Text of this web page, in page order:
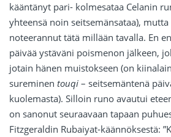
kääntänyt pari- kolmesataa Celanin
yhteensä noin seitsemänsataa),
noteerannut tätä millään tavalla. En
päivää ystäväni poismenon jälkeen,
jotain hänen muistokseen (on
sureminen touqi – seitsemäntenä
kuolemasta). Silloin runo avautui
on sanonut seuraavaan tapaan
Fitzgeraldin Rubaiyat-käännöksestä: